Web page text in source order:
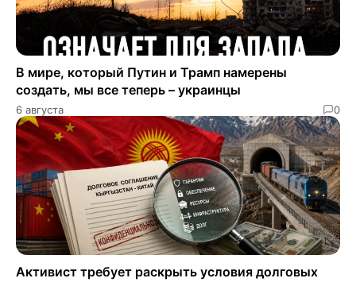
В мире, который Путин и Трамп намерены
создать, мы все теперь – украинцы
6 августа 0
Активист требует раскрыть условия долговых